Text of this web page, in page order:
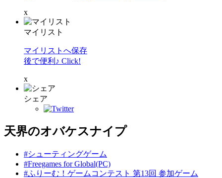
x
マイリスト
マイリストへ保存
後で便利♪ Click!
x
シェア
天界のオバケスナイプ
#シューティングゲーム
#Freegames for Global(PC)
#ふりーむ！ゲームコンテスト 第13回 参加ゲーム